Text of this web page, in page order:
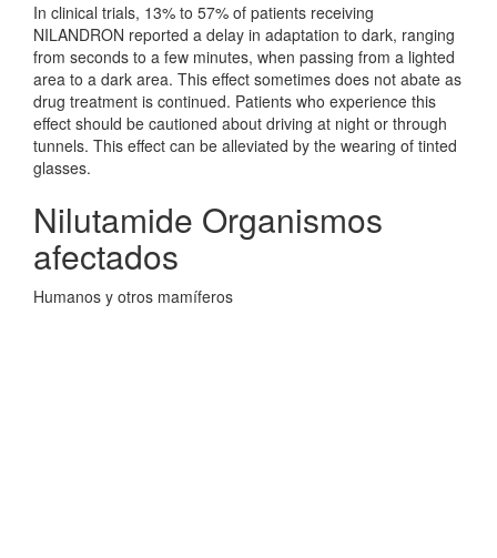
In clinical trials, 13% to 57% of patients receiving
NILANDRON reported a delay in adaptation to dark, ranging
from seconds to a few minutes, when passing from a lighted
area to a dark area. This effect sometimes does not abate as
drug treatment is continued. Patients who experience this
effect should be cautioned about driving at night or through
tunnels. This effect can be alleviated by the wearing of tinted
glasses.
Nilutamide Organismos
afectados
Humanos y otros mamíferos